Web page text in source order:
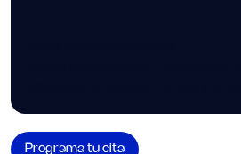
Programa tu cita